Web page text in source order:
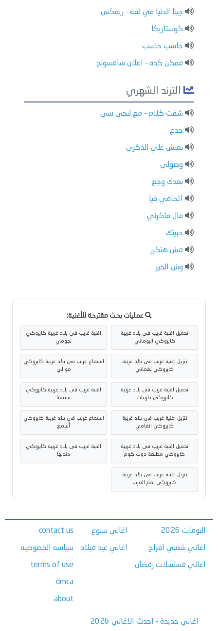
جينا الدنيا في لفة - ريمكس
كوستاريكا
حاسب حاسب
ممكن كده - اعلان سامسونج
الترند الشهري
شفت كلام - مع ليجي سي
جدع
بعيش علي الذكري
وصولي
بعدك وجع
اتحامي فيا
قال فاكرني
حبيتك
مش هتكرر
وش الخير
عمليات بحث مقترحة للأغنية:
تحميل اغنية غريب فى بلاد غريبة
كايروكي البوماتي
اغنية غريب فى بلاد غريبة كايروكي
نجومي
تنزيل اغنية غريب فى بلاد غريبة
كايروكي نغماتي
استماع غريب فى بلاد غريبة كايروكي
موالي
تحميل اغنية غريب فى بلاد غريبة
كايروكي طربيات
اغنية غريب فى بلاد غريبة كايروكي
سمعنا
تنزيل اغنية غريب فى بلاد غريبة
كايروكي انغامي
استماع غريب فى بلاد غريبة كايروكي
أسمع
تحميل اغنية غريب فى بلاد غريبة
كايروكي مطبعة دوت كوم
اغنية غريب فى بلاد غريبة كايروكي
دندنها
تنزيل اغنية غريب فى بلاد غريبة
كايروكي نغم العرب
البومات 2026
اغاني شعبي افراح
اغاني مسلسلات رمضان
اغاني سبوع
اغاني عيد ميلاد
contact us
سياسه الخصوصية
terms of use
dmca
about
اغاني جديدة - احدث الاغاني 2026